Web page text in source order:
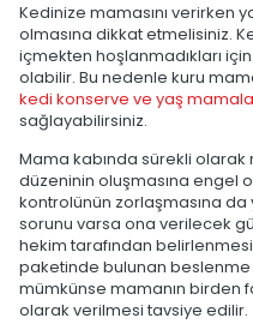
Kedinize mamasını verirken
olmasına dikkat etmelisiniz.
içmekten hoşlanmadıkları
olabilir. Bu nedenle kuru
kedi konserve ve yaş
sağlayabilirsiniz.
Mama kabında sürekli
düzeninin oluşmasına engel
kontrolünün zorlaşmasına
sorunu varsa ona verilecek
hekim tarafından
paketinde bulunan beslenme
mümkünse mamanın birden
olarak verilmesi tavsiye edilir.